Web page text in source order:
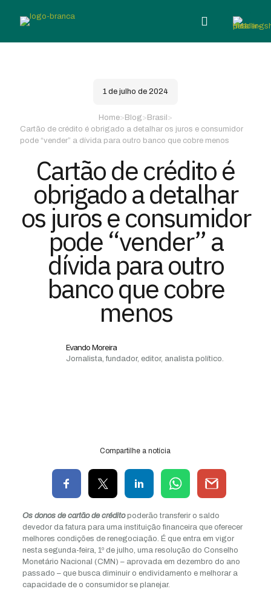
1 de julho de 2024
Home> Blog> Brasil >
Cartão de crédito é obrigado a detalhar os juros e consumidor
pode “vender” a dívida para outro banco que cobre menos
Cartão de crédito é
obrigado a detalhar
os juros e consumidor
pode “vender” a
dívida para outro
banco que cobre
menos
Evando Moreira
Jornalista, fundador, editor, analista político.
Compartilhe a notícia
Os donos de cartão de créditopoderão transferir o saldo
devedor da fatura para uma instituição financeira que oferecer
melhores condições de renegociação. É que entra em vigor
nesta segunda-feira, 1º de julho, uma resolução do Conselho
Monetário Nacional (CMN) – aprovada em dezembro do ano
passado – que busca diminuir o endividamento e melhorar a
capacidade de o consumidor se planejar.